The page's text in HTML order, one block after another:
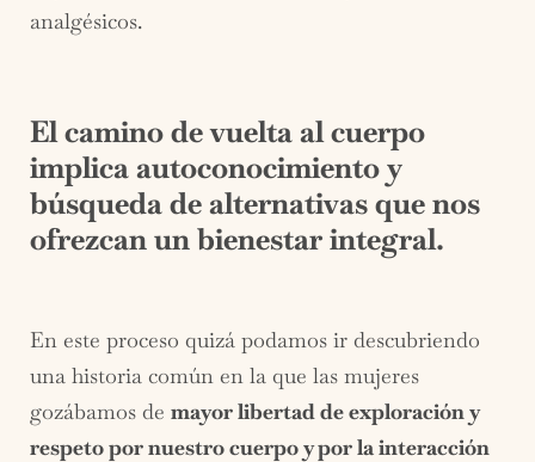
analgésicos.
El camino de vuelta al cuerpo
implica autoconocimiento y
búsqueda de alternativas que nos
ofrezcan un bienestar integral.
En este proceso quizá podamos ir descubriendo
una historia común en la que las mujeres
gozábamos de mayor libertad de exploración y
respeto por nuestro cuerpo y por la interacción